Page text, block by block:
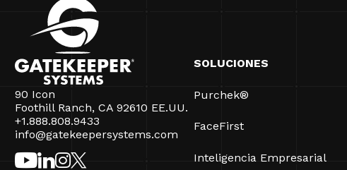
90 Icon
Foothill Ranch, CA 92610 EE.UU.
+1.888.808.9433
info@gatekeepersystems.com
SOLUCIONES
Purchek®
FaceFirst
Inteligencia Empresarial